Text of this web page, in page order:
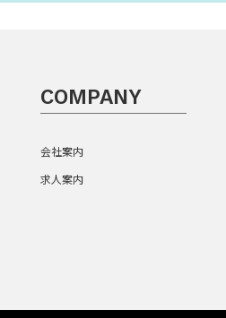
COMPANY
会社案内
求人案内